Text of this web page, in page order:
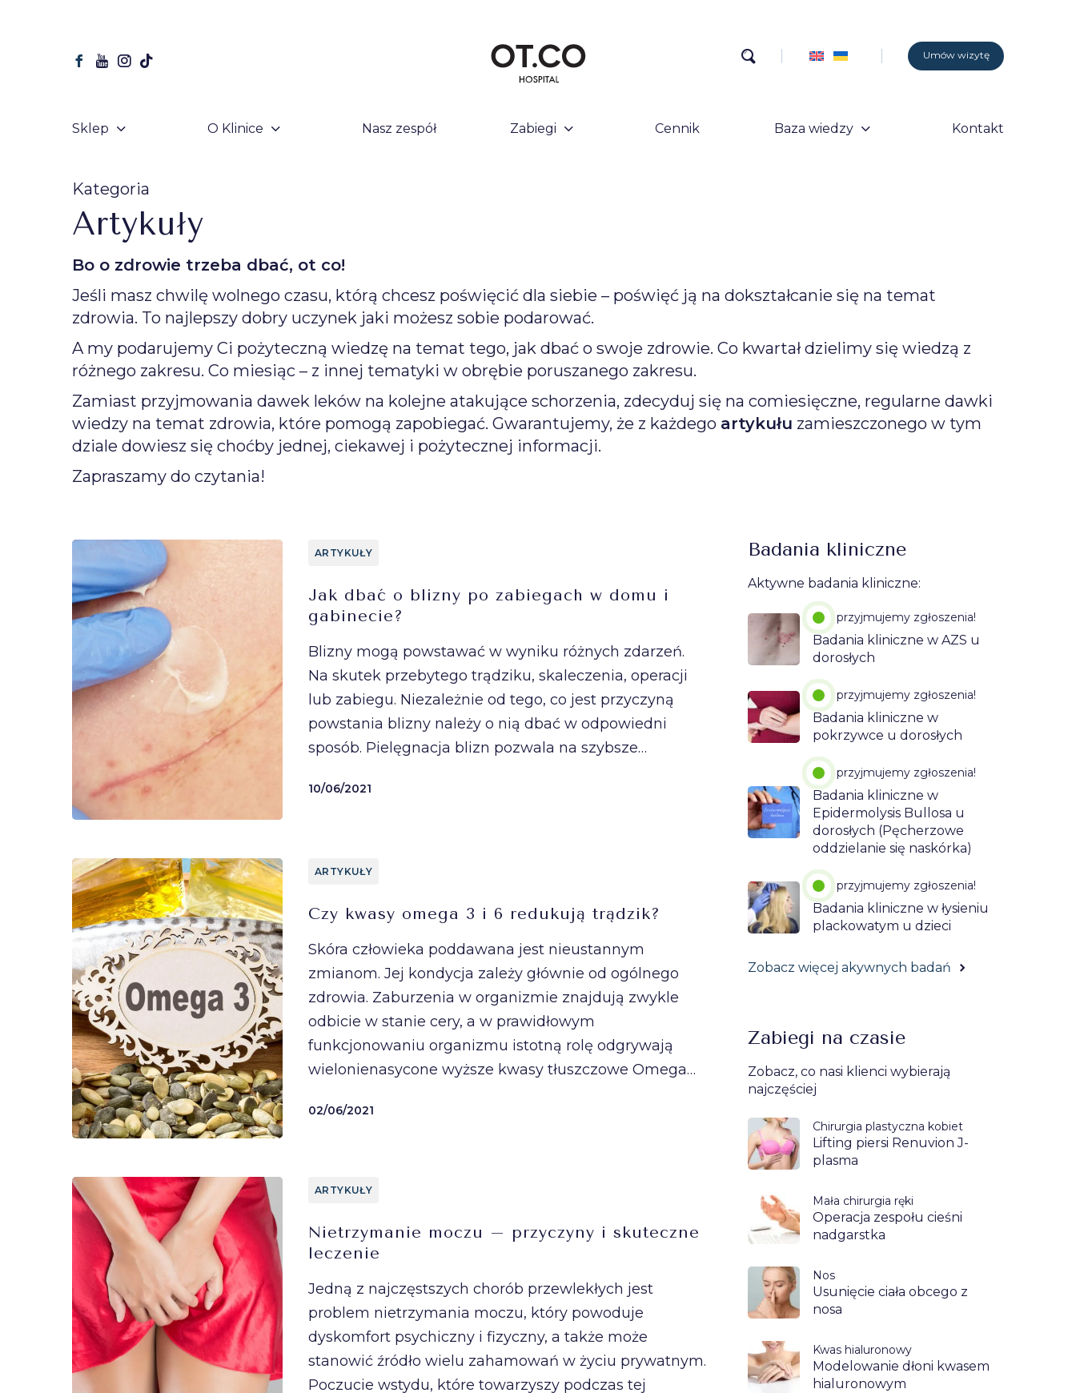
Umów wizytę
Sklep O Klinice Nasz zespół Zabiegi Cennik Baza wiedzy Kontakt
Kategoria
Artykuły
Bo o zdrowie trzeba dbać, ot co!
Jeśli masz chwilę wolnego czasu, którą chcesz poświęcić dla siebie – poświęć ją na dokształcanie się na temat
zdrowia. To najlepszy dobry uczynek jaki możesz sobie podarować.
A my podarujemy Ci pożyteczną wiedzę na temat tego, jak dbać o swoje zdrowie. Co kwartał dzielimy się wiedzą z
różnego zakresu. Co miesiąc – z innej tematyki w obrębie poruszanego zakresu.
Zamiast przyjmowania dawek leków na kolejne atakujące schorzenia, zdecyduj się na comiesięczne, regularne dawki
wiedzy na temat zdrowia, które pomogą zapobiegać. Gwarantujemy, że z każdego artykułu zamieszczonego w tym
dziale dowiesz się choćby jednej, ciekawej i pożytecznej informacji.
Zapraszamy do czytania!
ARTYKUŁY
Jak dbać o blizny po zabiegach w domu i
gabinecie?
Blizny mogą powstawać w wyniku różnych zdarzeń.
Na skutek przebytego trądziku, skaleczenia, operacji
lub zabiegu. Niezależnie od tego, co jest przyczyną
powstania blizny należy o nią dbać w odpowiedni
sposób. Pielęgnacja blizn pozwala na szybsze…
10/06/2021
ARTYKUŁY
Czy kwasy omega 3 i 6 redukują trądzik?
Skóra człowieka poddawana jest nieustannym
zmianom. Jej kondycja zależy głównie od ogólnego
zdrowia. Zaburzenia w organizmie znajdują zwykle
odbicie w stanie cery, a w prawidłowym
funkcjonowaniu organizmu istotną rolę odgrywają
wielonienasycone wyższe kwasy tłuszczowe Omega…
02/06/2021
ARTYKUŁY
Nietrzymanie moczu – przyczyny i skuteczne
leczenie
Jedną z najczęstszych chorób przewlekłych jest
problem nietrzymania moczu, który powoduje
dyskomfort psychiczny i fizyczny, a także może
stanowić źródło wielu zahamowań w życiu prywatnym.
Poczucie wstydu, które towarzyszy podczas tej
Badania kliniczne
Aktywne badania kliniczne:
przyjmujemy zgłoszenia!
Badania kliniczne w AZS u
dorosłych
przyjmujemy zgłoszenia!
Badania kliniczne w
pokrzywce u dorosłych
przyjmujemy zgłoszenia!
Badania kliniczne w
Epidermolysis Bullosa u
dorosłych (Pęcherzowe
oddzielanie się naskórka)
przyjmujemy zgłoszenia!
Badania kliniczne w łysieniu
plackowatym u dzieci
Zobacz więcej akywnych badań
Zabiegi na czasie
Zobacz, co nasi klienci wybierają
najczęściej
Chirurgia plastyczna kobiet
Lifting piersi Renuvion J-
plasma
Mała chirurgia ręki
Operacja zespołu cieśni
nadgarstka
Nos
Usunięcie ciała obcego z
nosa
Kwas hialuronowy
Modelowanie dłoni kwasem
hialuronowym